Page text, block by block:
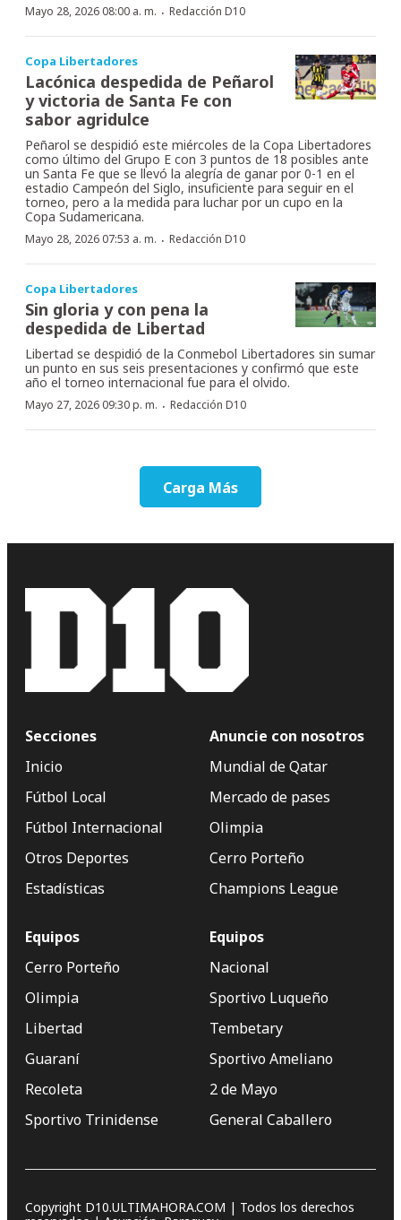
Mayo 28, 2026 08:00 a. m. · Redacción D10
Copa Libertadores
Lacónica despedida de Peñarol
y victoria de Santa Fe con
sabor agridulce
Peñarol se despidió este miércoles de la Copa Libertadores
como último del Grupo E con 3 puntos de 18 posibles ante
un Santa Fe que se llevó la alegría de ganar por 0-1 en el
estadio Campeón del Siglo, insuficiente para seguir en el
torneo, pero a la medida para luchar por un cupo en la
Copa Sudamericana.
Mayo 28, 2026 07:53 a. m. · Redacción D10
Copa Libertadores
Sin gloria y con pena la
despedida de Libertad
Libertad se despidió de la Conmebol Libertadores sin sumar
un punto en sus seis presentaciones y confirmó que este
año el torneo internacional fue para el olvido.
Mayo 27, 2026 09:30 p. m. · Redacción D10
Carga Más
Secciones
Inicio
Fútbol Local
Fútbol Internacional
Otros Deportes
Estadísticas
Anuncie con nosotros
Mundial de Qatar
Mercado de pases
Olimpia
Cerro Porteño
Champions League
Equipos
Cerro Porteño
Olimpia
Libertad
Guaraní
Recoleta
Sportivo Trinidense
Equipos
Nacional
Sportivo Luqueño
Tembetary
Sportivo Ameliano
2 de Mayo
General Caballero
Copyright D10.ULTIMAHORA.COM | Todos los derechos